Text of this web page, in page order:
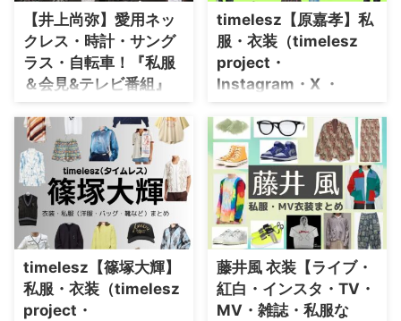
『Brand New』ただの新曲じゃ
ないんです。 なんと映画『スパ
イダーマン：ブランド・ニュー・
デイ』の日本版主題歌に決定した
書き下ろし楽曲！ 🕷️🍏
━━━━━━━━━ ⁡ Mrs.
GREEN APPLE - Brand
New - Officia ...
【井上尚弥】愛用ネッ
クレス・時計・サング
ラス・自転車！『私服
＆会見&テレビ番組』
着用衣装ブランドまと
め♪
プロボクサーの井上尚弥（いのう
えなおや）選手が記者会見や私服
で着用しているネックレス・腕時
計・サングラス・自転車が素敵だ
ったので「ブランド」や「購入
先」の情報をまとめてみました♪
2026年5月2日（土）に東京ド
ームで開催される 「NTTドコモ
presents Lemino BOXING ダブル
世界タイトルマッチ」も楽しみ♪
timelesz【原嘉孝】私
服・衣装（timelesz
project・
Instagram・X ・
Youtube・テレビ番
組）のファッション･ブ
ランドまとめ【随時更
新】
timelesz（タイムレス）・原嘉孝
さんの衣装・服装（服･バッグ･ア
クセ・靴など）やファッションの
コーデを着用シーン別・コーデ別
に紹介♪
timelesz【篠塚大輝】
私服・衣装（timelesz
project・
藤井風 衣装【ライブ・
紅白・インスタ・TV・
MV・雑誌・私服な